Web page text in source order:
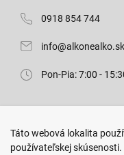
0918 854 744
info@alkonealko.sk
Pon-Pia: 7:00 -
Arm. gen.
080 01 Prešov
Táto webová lokalita
používateľskej